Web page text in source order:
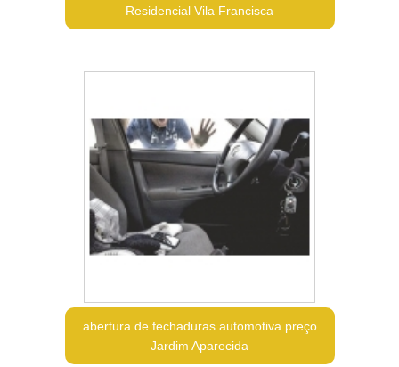
Residencial Vila Francisca
abertura de fechaduras automotiva preço
Jardim Aparecida